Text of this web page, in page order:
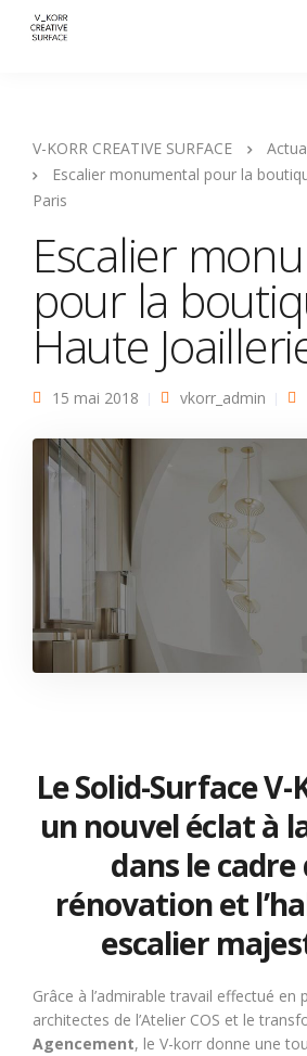
V-KORR CREATIVE SURFACE
Escalier monumental pour la
Paris
Escalier
pour la
Haute
15 mai 2018 vkorr_admin
Le Solid-Surface
un nouvel éclat à
dans le cadre
rénovation et
escalier
Grâce à l’admirable travail effectué en
architectes de l’Atelier COS et le
Agencement, le V-korr donne une